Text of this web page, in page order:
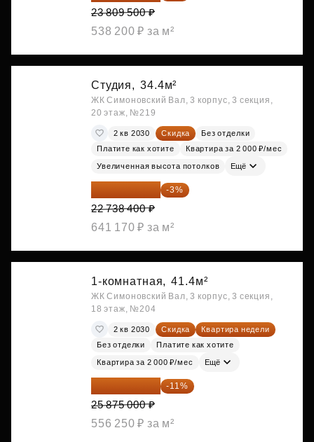
23 809 500 ₽
538 200 ₽ за м²
Студия, 34.4м²
ЖК Симоновский Вал, 3 корпус, 3 секция,
20 этаж, №219
2 кв 2030 Скидка
Без отделки
Платите как хотите
Квартира за 2 000 ₽/мес
Увеличенная высота потолков Ещё
22 056 248 ₽ -3%
22 738 400 ₽
641 170 ₽ за м²
1-комнатная, 41.4м²
ЖК Симоновский Вал, 3 корпус, 3 секция,
18 этаж, №204
2 кв 2030 Скидка
Квартира недели
Без отделки
Платите как хотите
Квартира за 2 000 ₽/мес Ещё
23 028 750 ₽ -11%
25 875 000 ₽
556 250 ₽ за м²